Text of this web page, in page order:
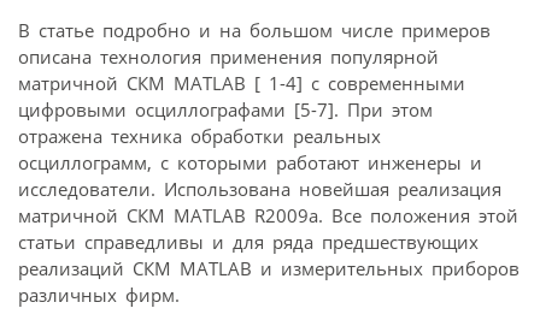
В статье подробно и на большом числе примеров
описана технология применения популярной
матричной СКМ MATLAB [ 1-4] c современными
цифровыми осциллографами [5-7]. При этом
отражена техника обработки реальных
осциллограмм, с которыми работают инженеры и
исследователи. Использована новейшая реализация
матричной СКМ MATLAB R2009a. Все положения этой
статьи справедливы и для ряда предшествующих
реализаций СКМ MATLAB и измерительных приборов
различных фирм.